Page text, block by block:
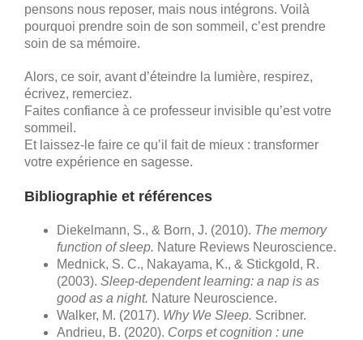
pensons nous reposer, mais nous intégrons. Voilà
pourquoi prendre soin de son sommeil, c’est prendre
soin de sa mémoire.
Alors, ce soir, avant d’éteindre la lumière, respirez,
écrivez, remerciez.
Faites confiance à ce professeur invisible qu’est votre
sommeil.
Et laissez-le faire ce qu’il fait de mieux : transformer
votre expérience en sagesse.
Bibliographie et références
Diekelmann, S., & Born, J. (2010). The memory
function of sleep. Nature Reviews Neuroscience.
Mednick, S. C., Nakayama, K., & Stickgold, R.
(2003). Sleep-dependent learning: a nap is as
good as a night. Nature Neuroscience.
Walker, M. (2017). Why We Sleep. Scribner.
Andrieu, B. (2020). Corps et cognition : une